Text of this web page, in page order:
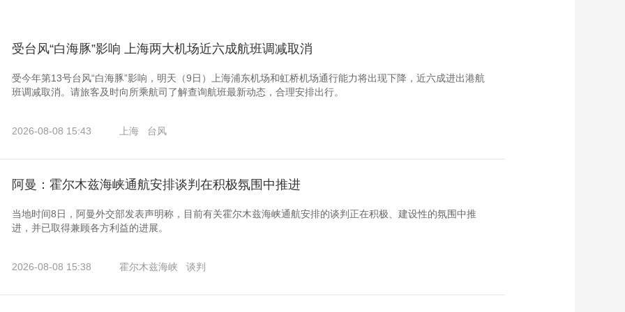
受台风“白海豚”影响 上海两大机场近六成航班调减取消
受今年第13号台风“白海豚”影响，明天（9日）上海浦东机场和虹桥机场通行能力将出现下降，近六成进出港航
班调减取消。请旅客及时向所乘航司了解查询航班最新动态，合理安排出行。
2026-08-08 15:43 上海 台风
阿曼：霍尔木兹海峡通航安排谈判在积极氛围中推进
当地时间8日，阿曼外交部发表声明称，目前有关霍尔木兹海峡通航安排的谈判正在积极、建设性的氛围中推
进，并已取得兼顾各方利益的进展。
2026-08-08 15:38 霍尔木兹海峡 谈判